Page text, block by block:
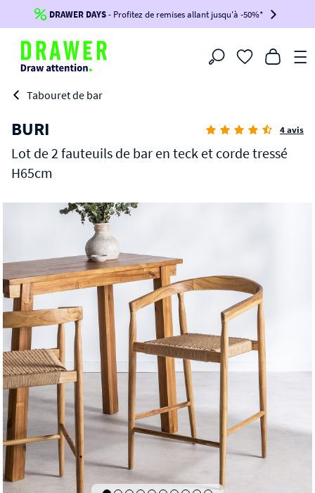
Jusqu'à-100€*sur votre commande !
BIKINI100
-voir conditions en bas de page-
DRAWER DAYS- Profitez de remises allant jusqu'à -50%*
Filtrer
Tabouret de bar
BURI
Lot de 2 fauteuils de bar en teck et corde tressé
H65cm
4 avis